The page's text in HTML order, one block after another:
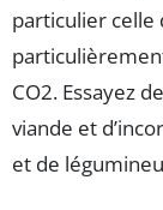
particulier celle
CO2. Essayez
viande et
et de